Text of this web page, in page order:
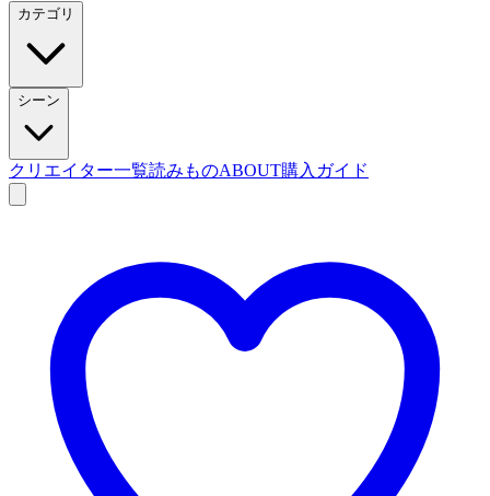
カテゴリ
シーン
クリエイター一覧読みものABOUT購入ガイド